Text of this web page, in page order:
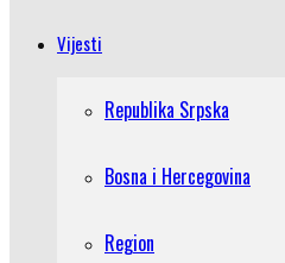
Vijesti
Republika Srpska
Bosna i Hercegovina
Region